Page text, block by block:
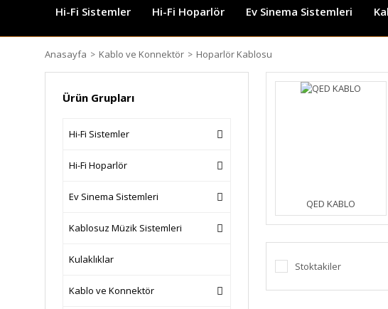
Hi-Fi Sistemler Hi-Fi Hoparlör Ev Sinema Sistemleri
Anasayfa Kablo ve Konnektör Hoparlör Kablosu
Ürün Grupları
Hi-Fi Sistemler
Hi-Fi Hoparlör
Ev Sinema Sistemleri
Kablosuz Müzik Sistemleri
Kulaklıklar
Kablo ve Konnektör
QED KABLO
Stoktakiler